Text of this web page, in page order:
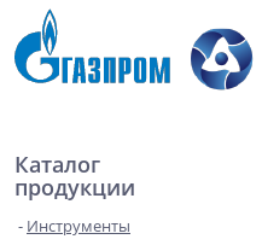
Каталог
продукции
Инструменты